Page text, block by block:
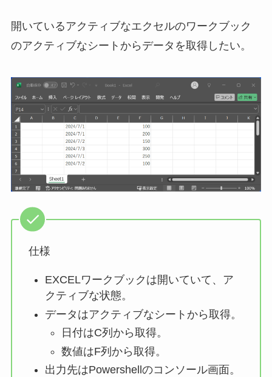
開いているアクティブなエクセルのワークブック
のアクティブなシートからデータを取得したい。
仕様
EXCELワークブックは開いていて、ア
クティブな状態。
データはアクティブなシートから取得。
日付はC列から取得。
数値はF列から取得。
出力先はPowershellのコンソール画面。